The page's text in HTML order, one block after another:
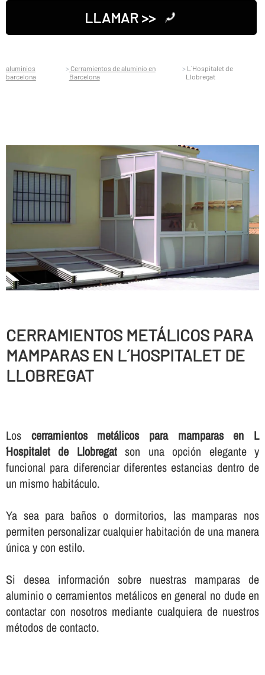
LLAMAR >>
aluminios
barcelona
Cerramientos de aluminio en
Barcelona
L´Hospitalet de
Llobregat
CERRAMIENTOS METÁLICOS PARA
MAMPARAS EN L´HOSPITALET DE
LLOBREGAT
Los cerramientos metálicos para mamparas en L
´Hospitalet de Llobregatson una opción elegante y
funcional para diferenciar diferentes estancias dentro de
un mismo habitáculo.
Ya sea para baños o dormitorios, las mamparas nos
permiten personalizar cualquier habitación de una manera
única y con estilo.
Si desea información sobre nuestras mamparas de
aluminio o cerramientos metálicos en general no dude en
contactar con nosotros mediante cualquiera de nuestros
métodos de contacto.